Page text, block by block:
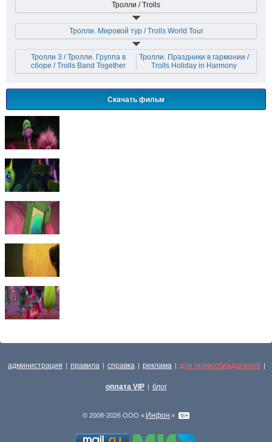
Тролли / Trolls
Тролли. Мировой тур / Trolls World Tour
Тролли 3 / Тролли. Группа в
сборе / Trolls Band Together
Тролли. Праздники в гармонии /
Trolls Holiday in Harmony
Скачать фильм
администрация | правила | справка | реклама | для правообладателей |
оплата VIP | блог
© 2008-2026 ООО « Инфон »